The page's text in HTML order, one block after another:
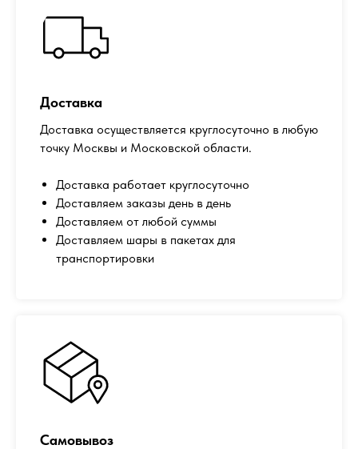
Доставка
Доставка осуществляется круглосуточно в любую
точку Москвы и Московской области.
Доставка работает круглосуточно
Доставляем заказы день в день
Доставляем от любой суммы
Доставляем шары в пакетах для
транспортировки
Самовывоз